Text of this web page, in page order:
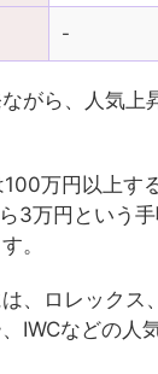
-
がら、人気上
万円以上す
3万円という
。
、ロレックス
IWCなどの人